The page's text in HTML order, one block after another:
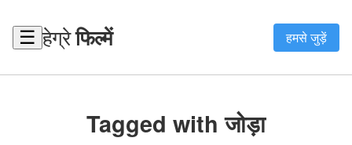
☰ हेग्रेफिल्में हमसे जुड़ें
Tagged with जोड़ा